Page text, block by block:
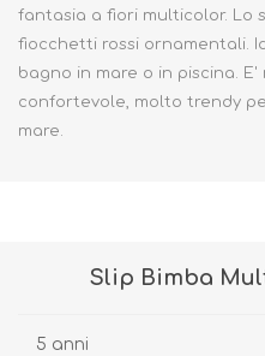
fantasia a fiori multicolor. Lo
fiocchetti rossi ornamentali.
bagno in mare o in piscina.
confortevole, molto trendy
mare.
Slip Bimba
5 anni